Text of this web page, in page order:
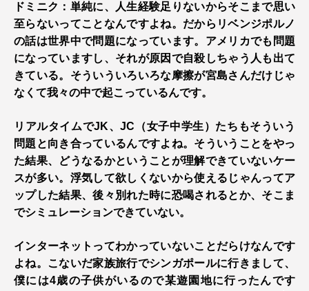
ドミニク：単純に、人生経験足りないからそこまで思い
至らないってことなんですよね。だからリベンジポルノ
の話は世界中で問題になっています。アメリカでも問題
になっていますし、それが原因で自殺しちゃう人も出て
きている。そういういろいろな摩擦が宮島さんだけじゃ
なくて我々の中で起こっているんです。
リアルタイムでJK、JC（女子中学生）たちもそういう
問題と向き合っているんですよね。そういうことをやっ
た結果、どうなるかということが理解できていないケー
スが多い。浮気して欲しくないから使えるじゃんってア
ップした結果、後々別れた時に恐喝されるとか、そこま
でシミュレーションできていない。
インターネットってわかっていないことだらけなんです
よね。こないだ家族旅行でシンガポールに行きまして、
僕には4歳の子供がいるので某遊園地に行ったんです